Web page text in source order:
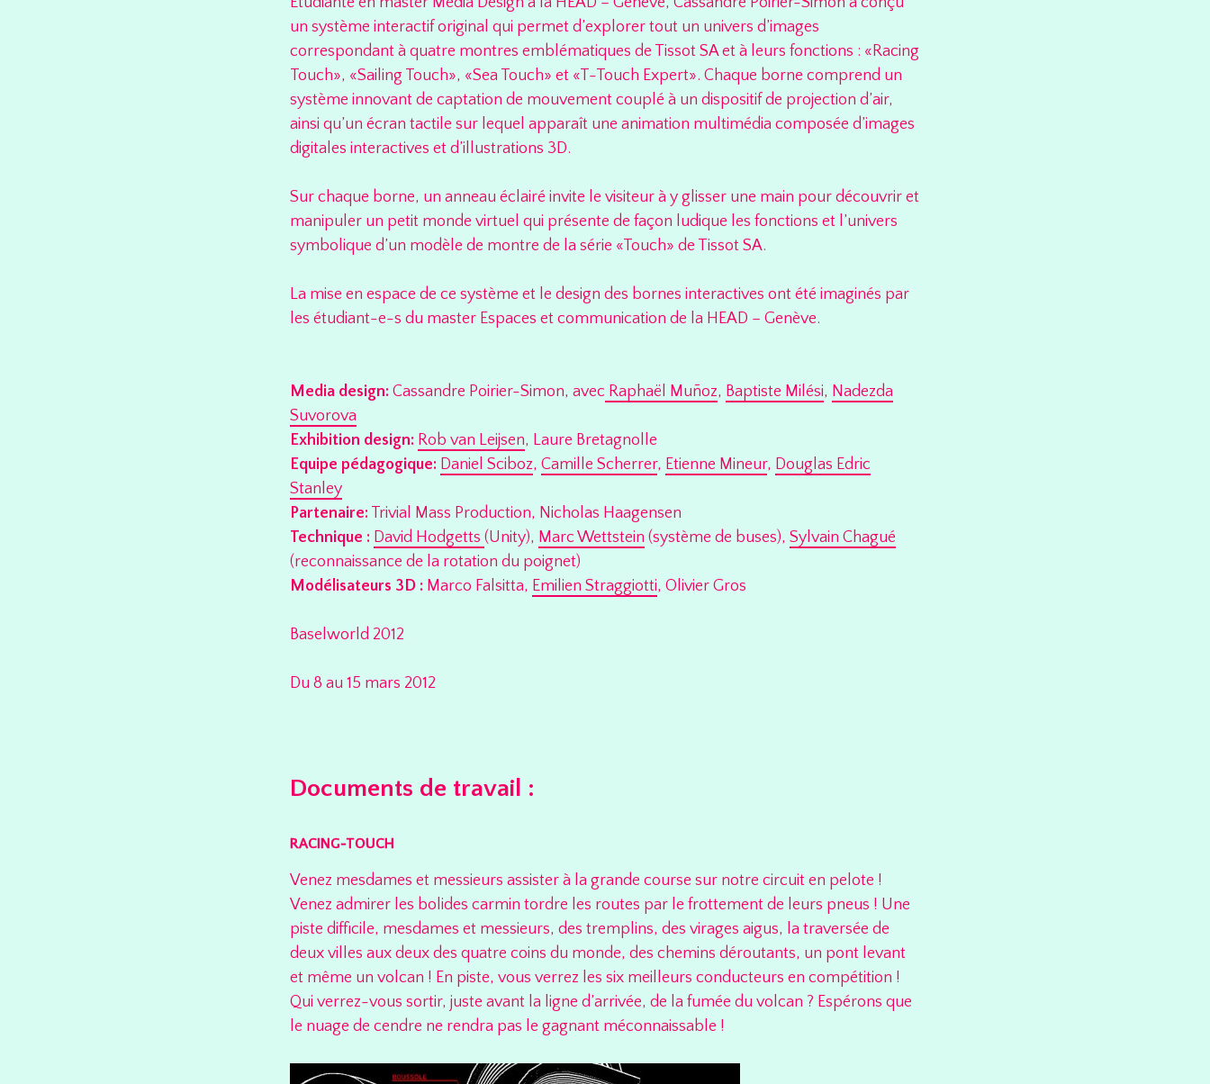
un système interactif original qui permet d’explorer tout un univers d’images
correspondant à quatre montres emblématiques de Tissot SA et à leurs fonctions : «Racing
Touch», «Sailing Touch», «Sea Touch» et «T-Touch Expert». Chaque borne comprend un
système innovant de captation de mouvement couplé à un dispositif de projection d’air,
ainsi qu’un écran tactile sur lequel apparaît une animation multimédia composée d’images
digitales interactives et d’illustrations 3D.
Sur chaque borne, un anneau éclairé invite le visiteur à y glisser une main pour découvrir et
manipuler un petit monde virtuel qui présente de façon ludique les fonctions et l’univers
symbolique d’un modèle de montre de la série «Touch» de Tissot SA.
La mise en espace de ce système et le design des bornes interactives ont été imaginés par
les étudiant-e-s du master Espaces et communication de la HEAD – Genève.
Media design: Cassandre Poirier-Simon, avec Raphaël Muñoz, Baptiste Milési, Nadezda
Suvorova
Exhibition design: Rob van Leijsen, Laure Bretagnolle
Equipe pédagogique: Daniel Sciboz, Camille Scherrer, Etienne Mineur, Douglas Edric
Stanley
Partenaire: Trivial Mass Production, Nicholas Haagensen
Technique : David Hodgetts (Unity), Marc Wettstein (système de buses), Sylvain Chagué
(reconnaissance de la rotation du poignet)
Modélisateurs 3D : Marco Falsitta, Emilien Straggiotti, Olivier Gros
Baselworld 2012
Du 8 au 15 mars 2012
Documents de travail :
RACING-TOUCH
Venez mesdames et messieurs assister à la grande course sur notre circuit en pelote !
Venez admirer les bolides carmin tordre les routes par le frottement de leurs pneus ! Une
piste difficile, mesdames et messieurs, des tremplins, des virages aigus, la traversée de
deux villes aux deux des quatre coins du monde, des chemins déroutants, un pont levant
et même un volcan ! En piste, vous verrez les six meilleurs conducteurs en compétition !
Qui verrez-vous sortir, juste avant la ligne d’arrivée, de la fumée du volcan ? Espérons que
le nuage de cendre ne rendra pas le gagnant méconnaissable !